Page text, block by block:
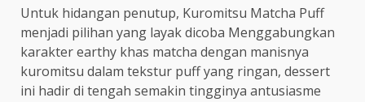
Untuk hidangan penutup, Kuromitsu Matcha Puff
menjadi pilihan yang layak dicoba Menggabungkan
karakter earthy khas matcha dengan manisnya
kuromitsu dalam tekstur puff yang ringan, dessert
ini hadir di tengah semakin tingginya antusiasme